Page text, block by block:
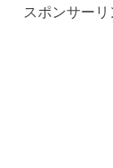
スポンサーリ